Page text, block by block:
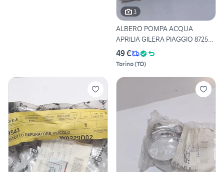
3
ALBERO POMPA ACQUA
APRILIA GILERA PIAGGIO 872536
E
49 €
Torino(TO)